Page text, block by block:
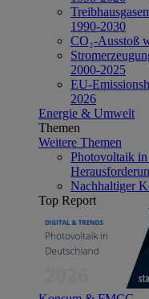
1990-2030
CO₂-Ausstoß
2000-2025
EU-
2026
Energie & Umwelt
Themen
Weitere Themen
Photovoltaik
Nachhaltiger
Top Report